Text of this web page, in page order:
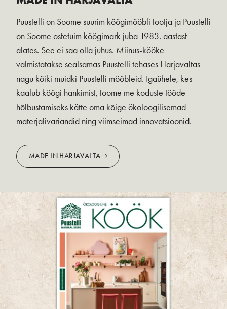
Puustelli on Soome suurim köögimööbli tootja ja Puustelli
on Soome ostetuim köögimark juba 1983. aastast
alates. See ei saa olla juhus. Miinus-kööke
valmistatakse sealsamas Puustelli tehases Harjavaltas
nagu kõiki muidki Puustelli mööbleid. Igaühele, kes
kaalub köögi hankimist, toome me koduste tööde
hõlbustamiseks kätte oma kõige ökoloogilisemad
materjalivariandid ning viimseimad innovatsioonid.
MADE IN HARJAVALTA